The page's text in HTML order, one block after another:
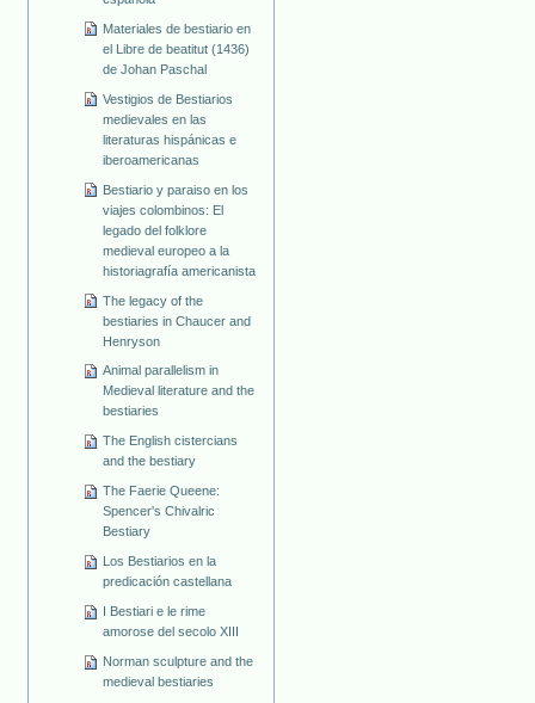
Materiales de bestiario en
el Libre de beatitut (1436)
de Johan Paschal
Vestigios de Bestiarios
medievales en las
literaturas hispánicas e
iberoamericanas
Bestiario y paraiso en los
viajes colombinos: El
legado del folklore
medieval europeo a la
historiagrafía americanista
The legacy of the
bestiaries in Chaucer and
Henryson
Animal parallelism in
Medieval literature and the
bestiaries
The English cistercians
and the bestiary
The Faerie Queene:
Spencer's Chivalric
Bestiary
Los Bestiarios en la
predicación castellana
I Bestiari e le rime
amorose del secolo XIII
Norman sculpture and the
medieval bestiaries